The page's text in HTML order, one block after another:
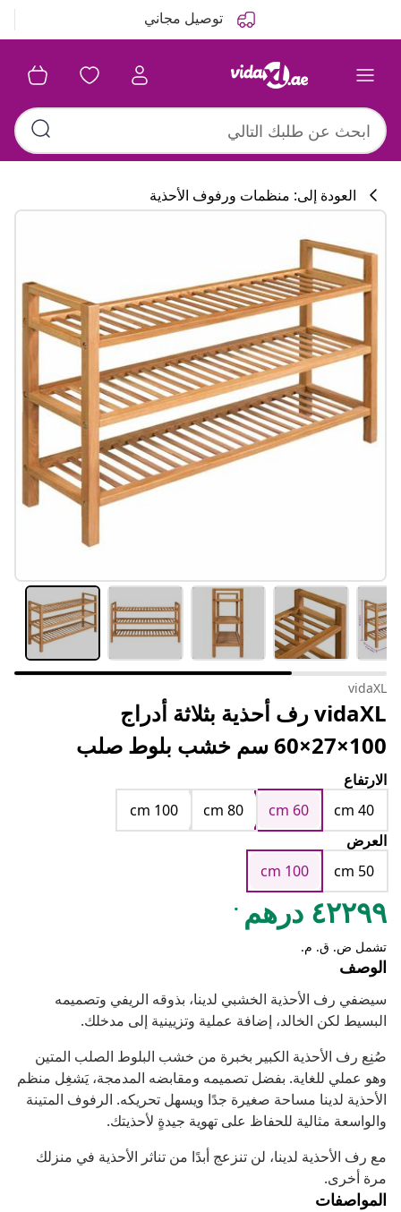
توصيل مجاني
#sharemevidaxl
العودة إلى: منظمات ورفوف الأحذية
vidaXL
vidaXL رف أحذية بثلاثة أدراج
100×27×60 سم خشب بلوط صلب
الارتفاع
cm 40
cm 60
cm 80
cm 100
العرض
cm 50
cm 100
٤٢٢٩٩ درهم .
تشمل ض. ق. م.
الوصف
سيضفي رف الأحذية الخشبي لدينا، بذوقه الريفي وتصميمه
البسيط لكن الخالد، إضافة عملية وتزيينية إلى مدخلك.
صُنِع رف الأحذية الكبير بخبرة من خشب البلوط الصلب المتين
وهو عملي للغاية. بفضل تصميمه ومقابضه المدمجة، يَشغِل منظم
الأحذية لدينا مساحة صغيرة جدًا ويسهل تحريكه. الرفوف المتينة
والواسعة مثالية للحفاظ على تهوية جيدةٍ لأحذيتك.
مع رف الأحذية لدينا، لن تنزعج أبدًا من تناثر الأحذية في منزلك
مرة أخرى.
المواصفات